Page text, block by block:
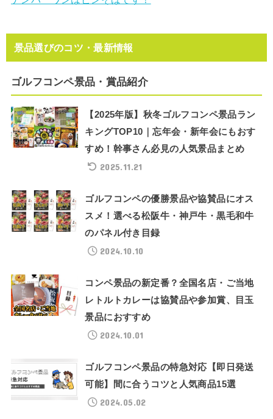
景品選びのコツ・最新情報
ゴルフコンペ景品・賞品紹介
【2025年版】秋冬ゴルフコンペ景品ラン
キングTOP10｜忘年会・新年会にもおす
すめ！幹事さん必見の人気景品まとめ
2025.11.21
ゴルフコンペの優勝景品や協賛品にオス
スメ！選べる松阪牛・神戸牛・黒毛和牛
のパネル付き目録
2024.10.10
コンペ景品の新定番？全国名店・ご当地
レトルトカレーは協賛品や参加賞、目玉
景品におすすめ
2024.10.01
ゴルフコンペ景品の特急対応【即日発送
可能】間に合うコツと人気商品15選
2024.05.02